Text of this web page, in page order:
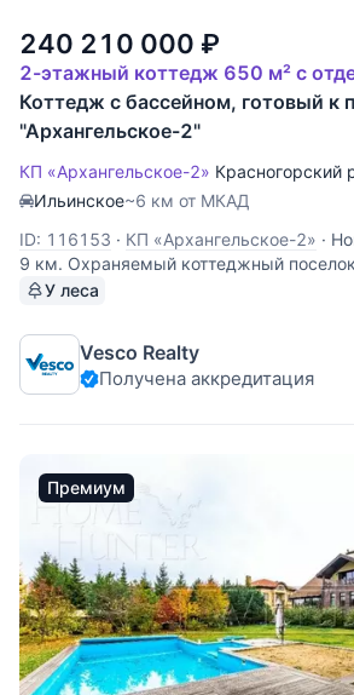
240 210 000 ₽
2-этажный коттедж 650 м² с
Коттедж с бассейном, готовый к
"Архангельское-2"
КП «Архангельское-2» Красногорский
Ильинское~6 км от МКАД
ID: 116153 · КП «Архангельское-2» ·
9 км. Охраняемый коттеджный
с бассейном, полностью готов к
центральные. Рядом находятся
конно-спортивный
У леса
Vesco Realty
Получена аккредитация
Премиум